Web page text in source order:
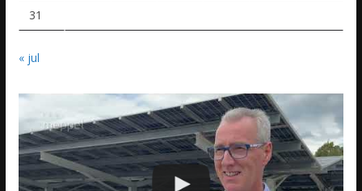
31
« jul